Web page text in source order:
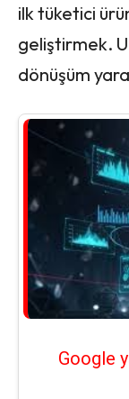
ilk tüketici
geliştirmek.
dönüşüm
Google